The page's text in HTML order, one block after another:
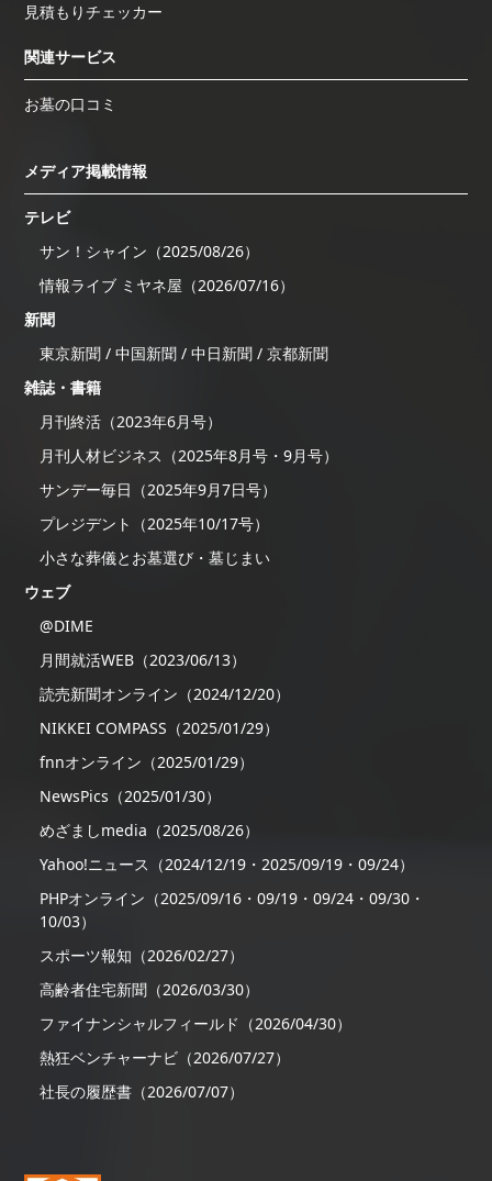
見積もりチェッカー
関連サービス
お墓の口コミ
メディア掲載情報
テレビ
サン！シャイン（2025/08/26）
情報ライブ ミヤネ屋（2026/07/16）
新聞
東京新聞 / 中国新聞 / 中日新聞 / 京都新聞
雑誌・書籍
月刊終活（2023年6月号）
月刊人材ビジネス（2025年8月号・9月号）
サンデー毎日（2025年9月7日号）
プレジデント（2025年10/17号）
小さな葬儀とお墓選び・墓じまい
ウェブ
@DIME
月間就活WEB（2023/06/13）
読売新聞オンライン（2024/12/20）
NIKKEI COMPASS（2025/01/29）
fnnオンライン（2025/01/29）
NewsPics（2025/01/30）
めざましmedia（2025/08/26）
Yahoo!ニュース（2024/12/19・2025/09/19・09/24）
PHPオンライン（2025/09/16・09/19・09/24・09/30・
10/03）
スポーツ報知（2026/02/27）
高齢者住宅新聞（2026/03/30）
ファイナンシャルフィールド（2026/04/30）
熱狂ベンチャーナビ（2026/07/27）
社長の履歴書（2026/07/07）